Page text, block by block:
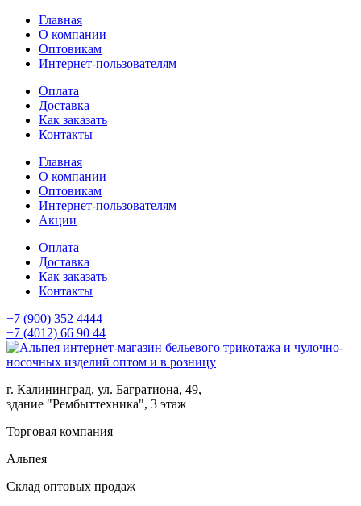
Главная
О компании
Оптовикам
Интернет-пользователям
Оплата
Доставка
Как заказать
Контакты
Главная
О компании
Оптовикам
Интернет-пользователям
Акции
Оплата
Доставка
Как заказать
Контакты
+7 (900) 352 4444
+7 (4012) 66 90 44
г. Калининград, ул. Багратиона, 49,
здание "Рембыттехника", 3 этаж
Торговая компания
Альпея
Склад оптовых продаж